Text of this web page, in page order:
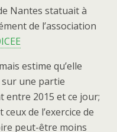
Nantes statuait à
de l’association
estime qu’elle
sur une partie
entre 2015 et ce jour;
de l’exercice de
peut-être moins